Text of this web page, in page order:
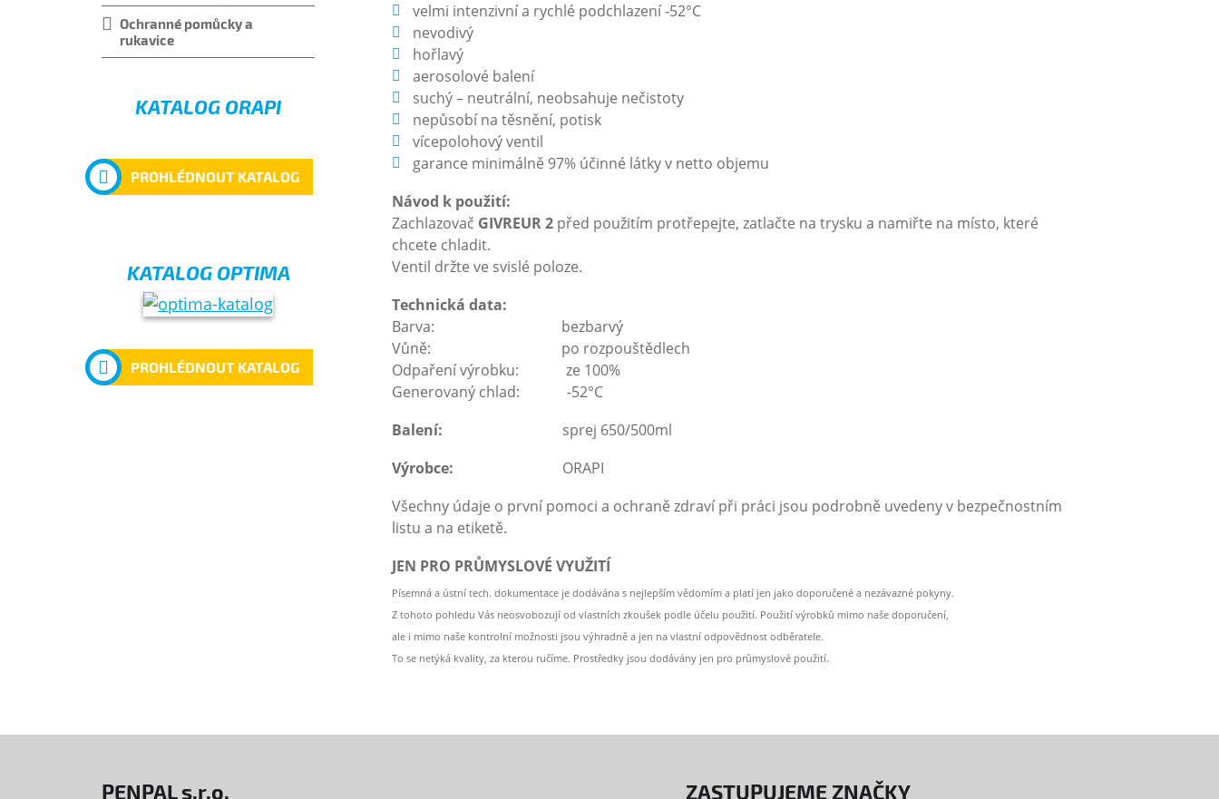
velmi intenzivní a rychlé podchlazení -52°C
nevodivý
hořlavý
aerosolové balení
suchý – neutrální, neobsahuje nečistoty
nepůsobí na těsnění, potisk
vícepolohový ventil
garance minimálně 97% účinné látky v netto objemu
Návod k použití:
Zachlazovač GIVREUR2 před použitím protřepejte, zatlačte na trysku a namiřte na místo, které
chcete chladit.
Ventil držte ve svislé poloze.
Technická data:
Barva: bezbarvý
Vůně: po rozpouštědlech
Odpaření výrobku: ze 100%
Generovaný chlad: -52°C
Balení: sprej 650/500ml
Výrobce: ORAPI
Všechny údaje o první pomoci a ochraně zdraví při práci jsou podrobně uvedeny v bezpečnostním
listu a na etiketě.
JEN PRO PRŮMYSLOVÉ VYUŽITÍ
Písemná a ústní tech. dokumentace je dodávána s nejlepším vědomím a platí jen jako doporučené a nezávazné pokyny.
Z tohoto pohledu Vás neosvobozují od vlastních zkoušek podle účelu použití. Použití výrobků mimo naše doporučení,
ale i mimo naše kontrolní možnosti jsou výhradně a jen na vlastní odpovědnost odběratele.
To se netýká kvality, za kterou ručíme. Prostředky jsou dodávány jen pro průmyslové použití.
Ochranné pomůcky a
rukavice
KATALOG ORAPI
PROHLÉDNOUT KATALOG
KATALOG OPTIMA
PROHLÉDNOUT KATALOG
PENPAL s.r.o. ZASTUPUJEME ZNAČKY